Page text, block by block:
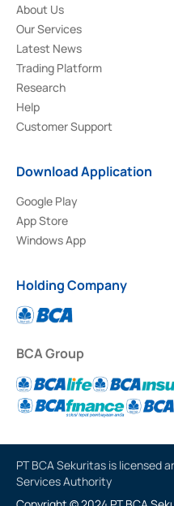
About Us
Our Services
Latest News
Trading Platform
Research
Help
Customer Support
Download Application
Google Play
App Store
Windows App
Holding Company
BCA Group
PT BCA Sekuritas is licensed
Services Authority